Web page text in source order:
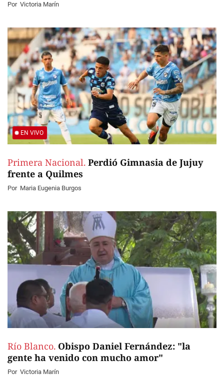
Por Victoria Marín
EN VIVO
Primera Nacional. Perdió Gimnasia de Jujuy
frente a Quilmes
Por Maria Eugenia Burgos
Río Blanco. Obispo Daniel Fernández: "la
gente ha venido con mucho amor"
Por Victoria Marín